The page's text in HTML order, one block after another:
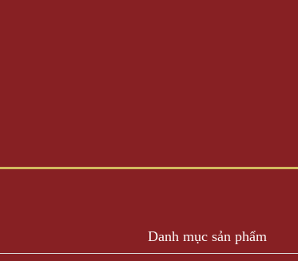
Danh mục sản phẩm